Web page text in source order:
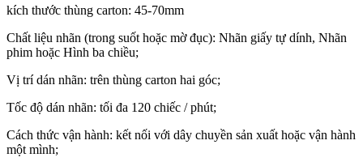
kích thước thùng carton: 45-70mm
Chất liệu nhãn (trong suốt hoặc mờ đục): Nhãn giấy tự dính, Nhãn
phim hoặc Hình ba chiều;
Vị trí dán nhãn: trên thùng carton hai góc;
Tốc độ dán nhãn: tối đa 120 chiếc / phút;
Cách thức vận hành: kết nối với dây chuyền sản xuất hoặc vận hành
một mình;